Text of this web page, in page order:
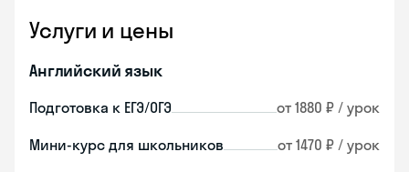
Услуги и цены
Английский язык
Подготовка к ЕГЭ/ОГЭ от 1880 ₽ / урок
Мини-курс для школьников от 1470 ₽ / урок